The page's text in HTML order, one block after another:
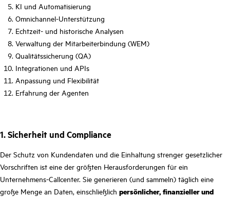
KI und Automatisierung
Omnichannel-Unterstützung
Echtzeit- und historische Analysen
Verwaltung der Mitarbeiterbindung (WEM)
Qualitätssicherung (QA)
Integrationen und APIs
Anpassung und Flexibilität
Erfahrung der Agenten
1. Sicherheit und Compliance
Der Schutz von Kundendaten und die Einhaltung strenger gesetzlicher
Vorschriften ist eine der größten Herausforderungen für ein
Unternehmens-Callcenter. Sie generieren (und sammeln) täglich eine
große Menge an Daten, einschließlich persönlicher, finanzieller und